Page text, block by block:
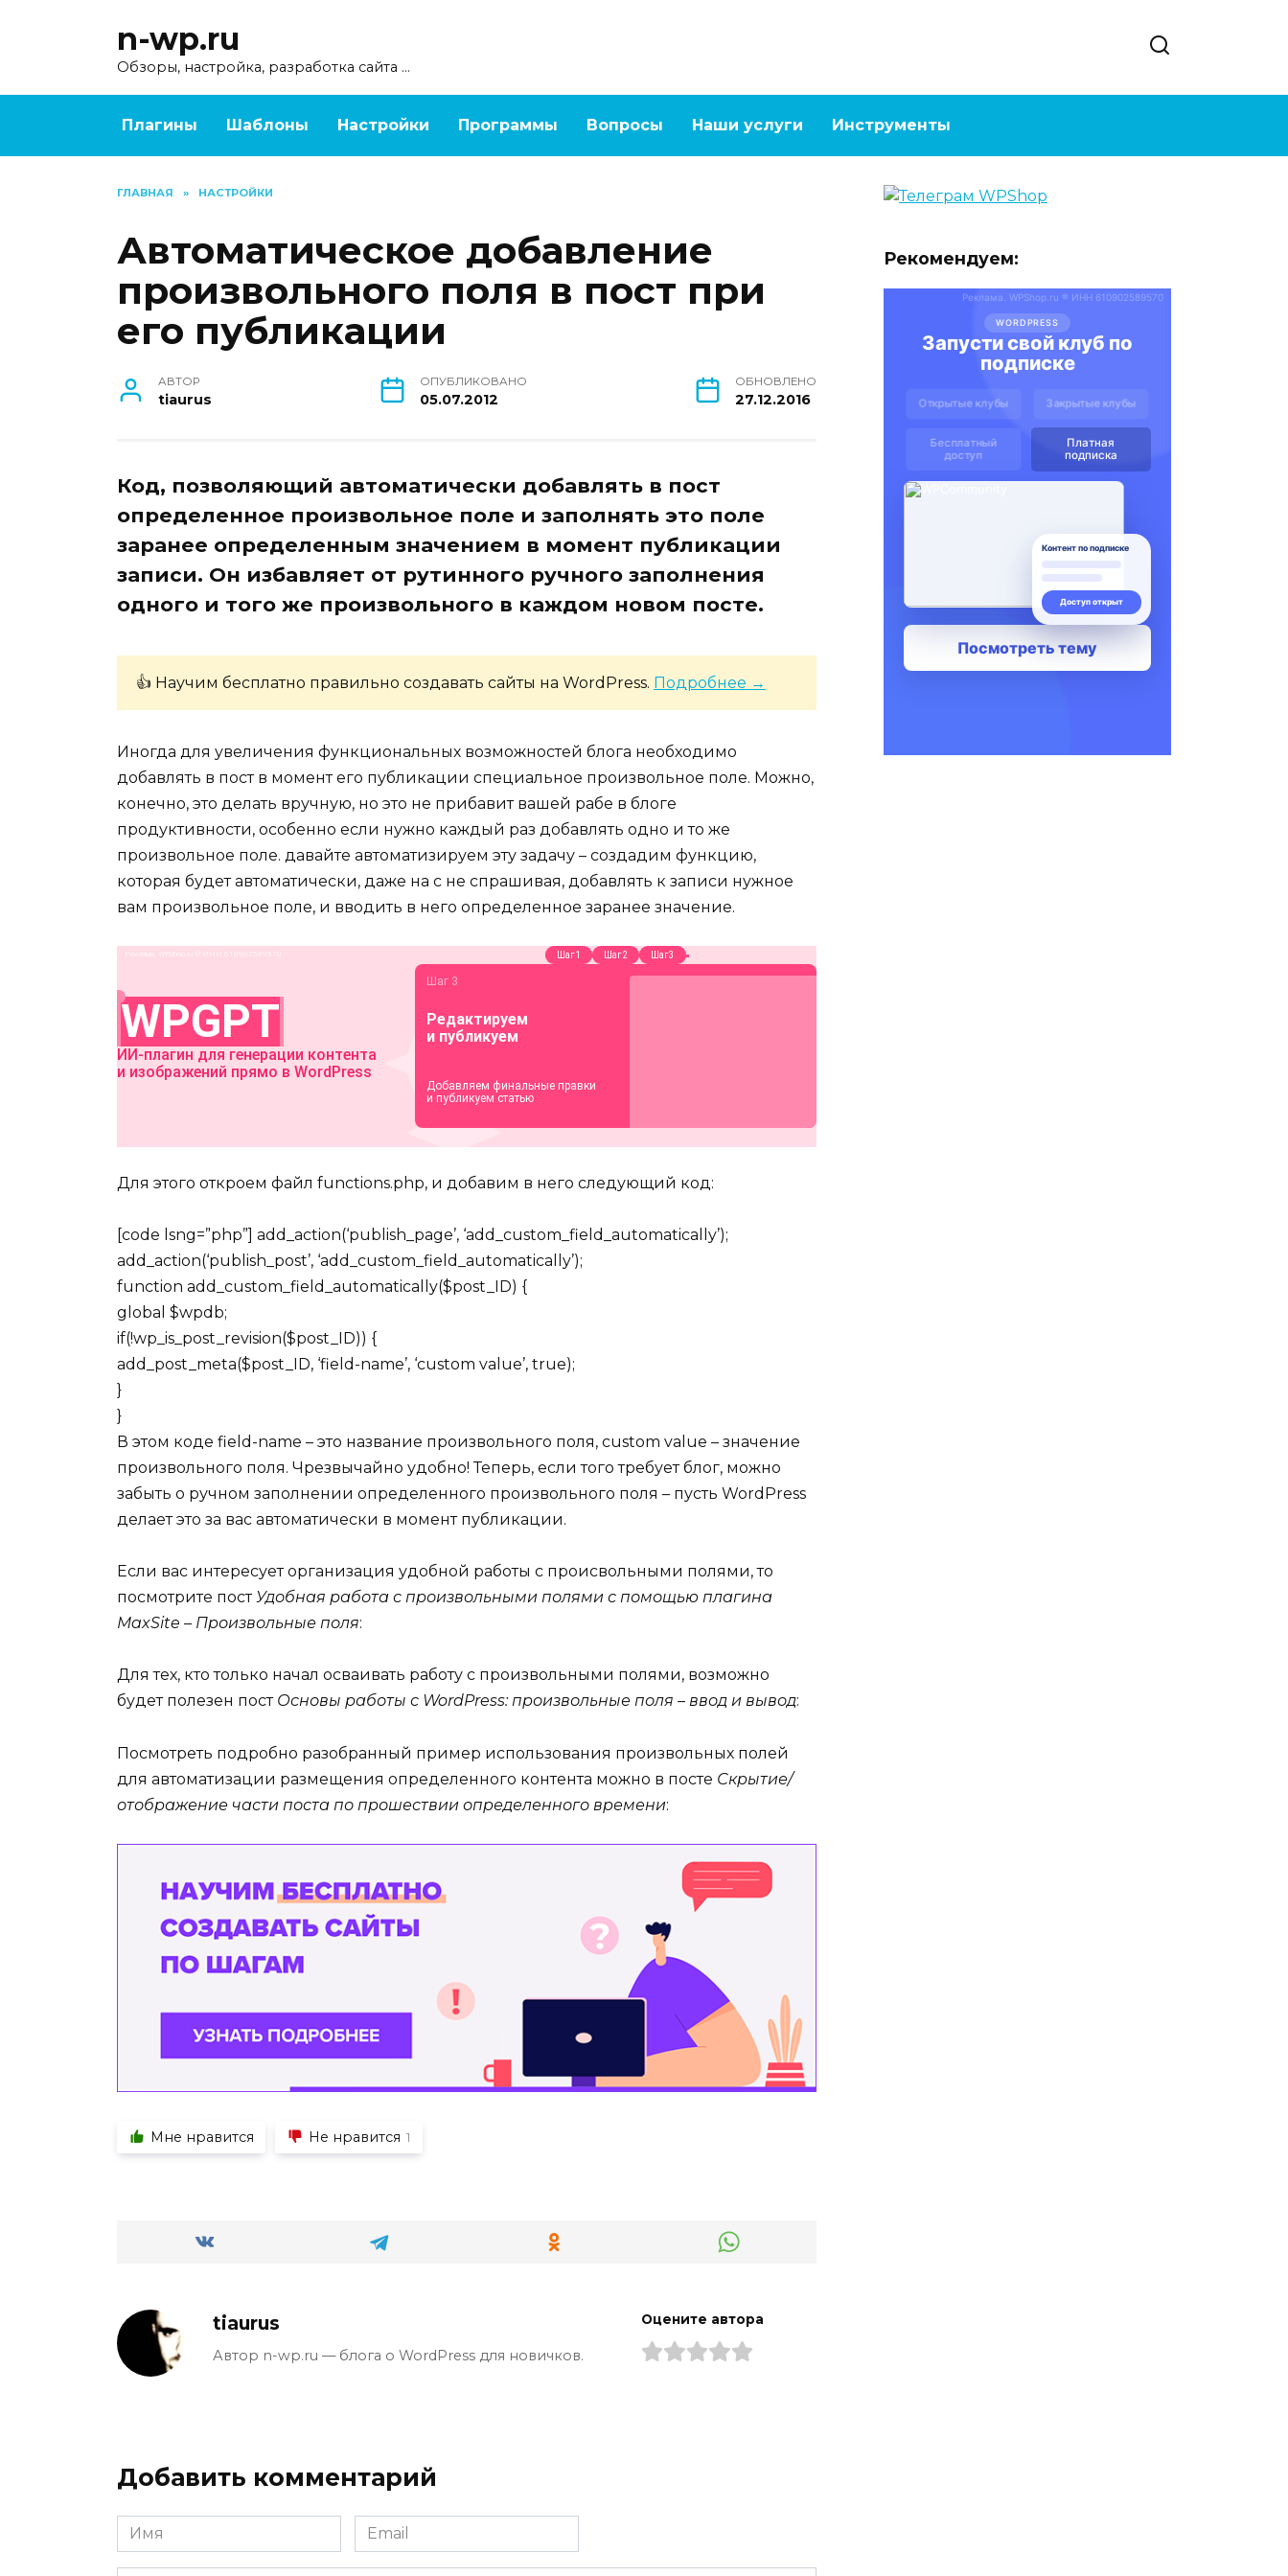
n-wp.ru
Обзоры, настройка, разработка сайта …
Плагины Шаблоны Настройки Программы Вопросы Наши услуги Инструменты
ГЛАВНАЯ » НАСТРОЙКИ
Автоматическое добавление
произвольного поля в пост при
его публикации
АВТОР
tiaurus
ОПУБЛИКОВАНО
05.07.2012
ОБНОВЛЕНО
27.12.2016
Код, позволяющий автоматически добавлять в пост
определенное произвольное поле и заполнять это поле
заранее определенным значением в момент публикации
записи. Он избавляет от рутинного ручного заполнения
одного и того же произвольного в каждом новом посте.
👍 Научим бесплатно правильно создавать сайты на WordPress. Подробнее →
Иногда для увеличения функциональных возможностей блога необходимо
добавлять в пост в момент его публикации специальное произвольное поле. Можно,
конечно, это делать вручную, но это не прибавит вашей рабе в блоге
продуктивности, особенно если нужно каждый раз добавлять одно и то же
произвольное поле. давайте автоматизируем эту задачу – создадим функцию,
которая будет автоматически, даже на с не спрашивая, добавлять к записи нужное
вам произвольное поле, и вводить в него определенное заранее значение.
Для этого откроем файл functions.php, и добавим в него следующий код:
[code lsng=”php”] add_action(‘publish_page’, ‘add_custom_field_automatically’);
add_action(‘publish_post’, ‘add_custom_field_automatically’);
function add_custom_field_automatically($post_ID) {
global $wpdb;
if(!wp_is_post_revision($post_ID)) {
add_post_meta($post_ID, ‘field-name’, ‘custom value’, true);
}
}
В этом коде field-name – это название произвольного поля, custom value – значение
произвольного поля. Чрезвычайно удобно! Теперь, если того требует блог, можно
забыть о ручном заполнении определенного произвольного поля – пусть WordPress
делает это за вас автоматически в момент публикации.
Если вас интересует организация удобной работы с происвольными полями, то
посмотрите постУдобная работа с произвольными полями с помощью плагина
MaxSite – Произвольные поля:
Для тех, кто только начал осваивать работу с произвольными полями, возможно
будет полезен пост Основы работы с WordPress: произвольные поля – ввод и вывод:
Посмотреть подробно разобранный пример использования произвольных полей
для автоматизации размещения определенного контента можно в посте Скрытие/
отображение части поста по прошествии определенного времени:
Мне нравится Не нравится 1
tiaurus
Автор n-wp.ru — блога о WordPress для новичков.
Оцените автора
Добавить комментарий
Имя
*
Email
*
Рекомендуем: